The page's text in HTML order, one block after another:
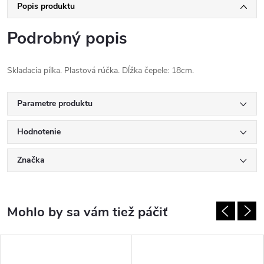
Popis produktu
Podrobný popis
Skladacia pílka. Plastová rúčka. Dĺžka čepele: 18cm.
Parametre produktu
Hodnotenie
Značka